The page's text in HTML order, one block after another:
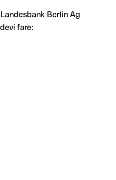
Berlin Ag
fare: